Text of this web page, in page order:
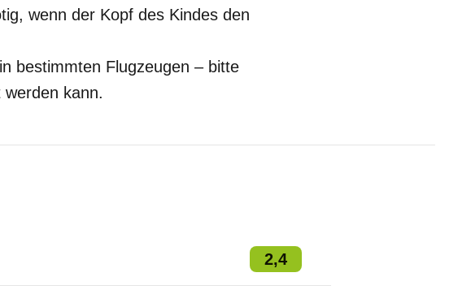
wenn der Kopf des Kindes den
bestimmten Flugzeugen – bitte
kann.
2,4